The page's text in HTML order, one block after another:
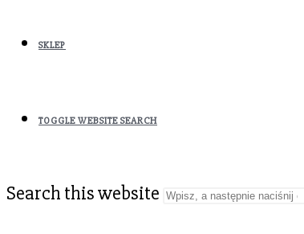
SKLEP
TOGGLE WEBSITE SEARCH
Search this website